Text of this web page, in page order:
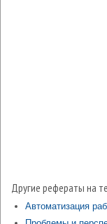
Другие рефераты на
Автоматизация